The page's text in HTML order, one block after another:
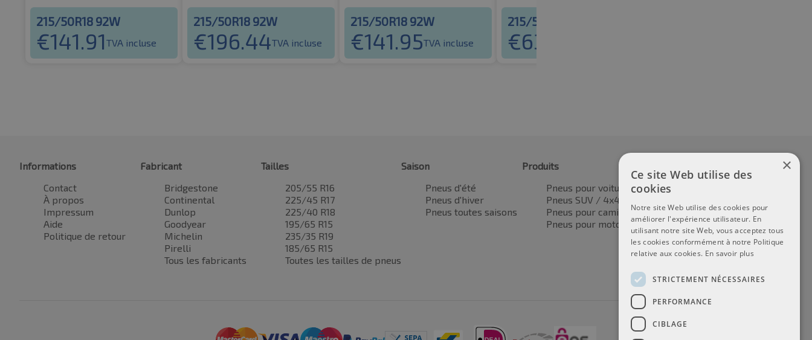
215/50R18 92W
€141.91 TVA incluse
215/50R18 92W
€196.44TVA incluse
215/50R18 92W
€141.95TVA incluse
215/50R18 92W
€63.37
Informations
Contact
À propos
Impressum
Aide
Politique de retour
Fabricant
Bridgestone
Continental
Dunlop
Goodyear
Michelin
Pirelli
Tous les fabricants
Tailles
205/55 R16
225/45 R17
225/40 R18
195/65 R15
235/35 R19
185/65 R15
Toutes les tailles de pneus
Saison
Pneus d'été
Pneus d'hiver
Pneus toutes saisons
Produits
Pneus pour voitures
Pneus SUV / 4x4
Pneus pour camionnettes
Pneus pour motos
×
Ce site Web utilise des
cookies
Notre site Web utilise des cookies pour
améliorer l'expérience utilisateur. En
utilisant notre site Web, vous acceptez tous
les cookies conformément à notre Politique
relative aux cookies. En savoir plus
STRICTEMENT NÉCESSAIRES
PERFORMANCE
CIBLAGE